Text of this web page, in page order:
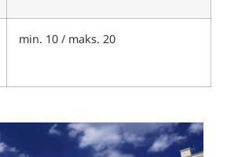
min. 10 / maks. 20